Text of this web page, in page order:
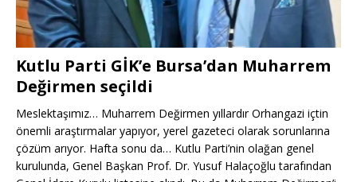
Kutlu Parti GİK’e Bursa’dan Muharrem
Değirmen seçildi
Meslektaşımız… Muharrem Değirmen yıllardır Orhangazi içtin
önemli araştırmalar yapıyor, yerel gazeteci olarak sorunlarına
çözüm arıyor. Hafta sonu da… Kutlu Parti’nin olağan genel
kurulunda, Genel Başkan Prof. Dr. Yusuf Halaçoğlu tarafından